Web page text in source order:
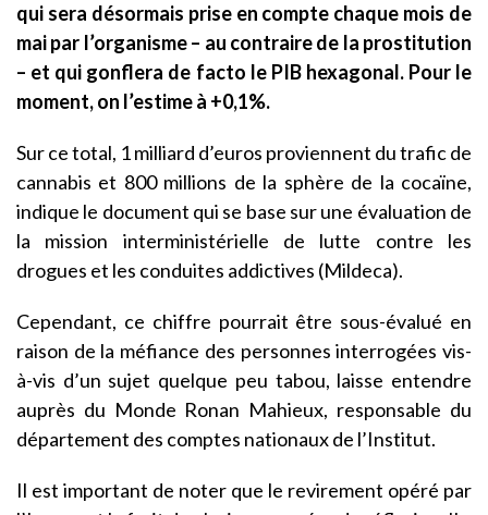
qui sera désormais prise en compte chaque mois de
mai par l’organisme – au contraire de la prostitution
– et qui gonflera de facto le PIB hexagonal. Pour le
moment, on l’estime à +0,1%.
Sur ce total, 1 milliard d’euros proviennent du trafic de
cannabis et 800 millions de la sphère de la cocaïne,
indique le document qui se base sur une évaluation de
la mission interministérielle de lutte contre les
drogues et les conduites addictives (Mildeca).
Cependant, ce chiffre pourrait être sous-évalué en
raison de la méfiance des personnes interrogées vis-
à-vis d’un sujet quelque peu tabou, laisse entendre
auprès du Monde Ronan Mahieux, responsable du
département des comptes nationaux de l’Institut.
Il est important de noter que le revirement opéré par